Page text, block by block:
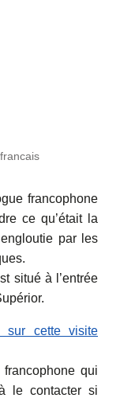
francophone
ce qu’était la
par les
situé à l’entrée
cette visite
qui
le contacter si